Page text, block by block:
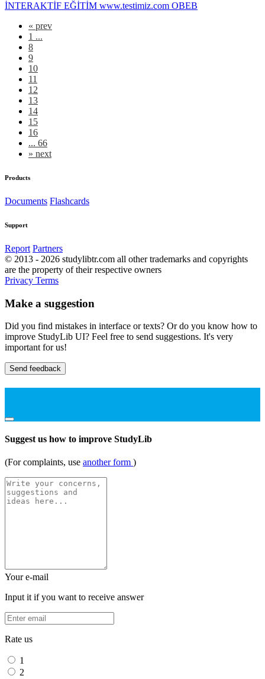
İNTERAKTİF EĞİTİM www.testimiz.com OBEB
« prev
1 ...
8
9
10
11
12
13
14
15
16
... 66
» next
Products
Documents Flashcards
Support
Report Partners
© 2013 - 2026 studylibtr.com all other trademarks and copyrights
are the property of their respective owners
Privacy Terms
Make a suggestion
Did you find mistakes in interface or texts? Or do you know how to
improve StudyLib UI? Feel free to send suggestions. It's very
important for us!
Send feedback
Suggest us how to improve StudyLib
(For complaints, use another form )
Your e-mail
Input it if you want to receive answer
Rate us
1
2